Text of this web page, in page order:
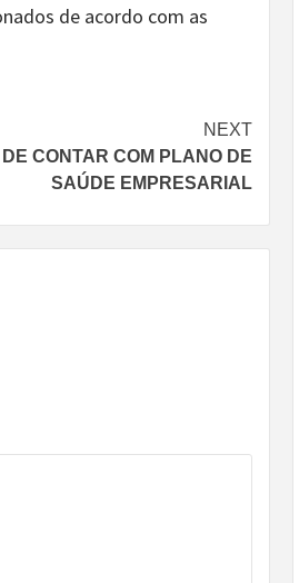
de acordo com as
NEXT
CONTAR COM PLANO DE
SAÚDE EMPRESARIAL